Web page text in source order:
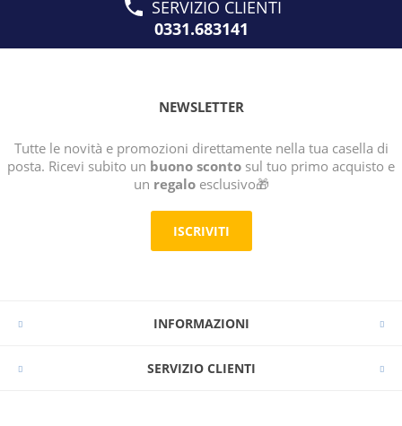
SERVIZIO CLIENTI
0331.683141
NEWSLETTER
Tutte le novità e promozioni direttamente nella tua casella di
posta. Ricevi subito un buono sconto sul tuo primo acquisto e
un regaloesclusivo🎁
ISCRIVITI
INFORMAZIONI
SERVIZIO CLIENTI